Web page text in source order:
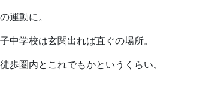
運動に。
中学校は玄関出れば直ぐの場所。
歩圏内とこれでもかというくらい、